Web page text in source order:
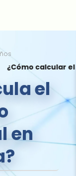
calcular el
el
en